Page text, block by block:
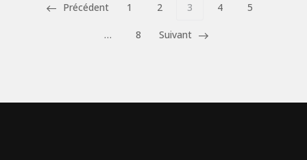
Précédent 1 2 3 4 5
… 8 Suivant